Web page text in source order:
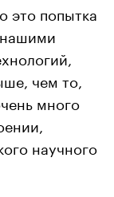
это попытка
чем то,
много
научного